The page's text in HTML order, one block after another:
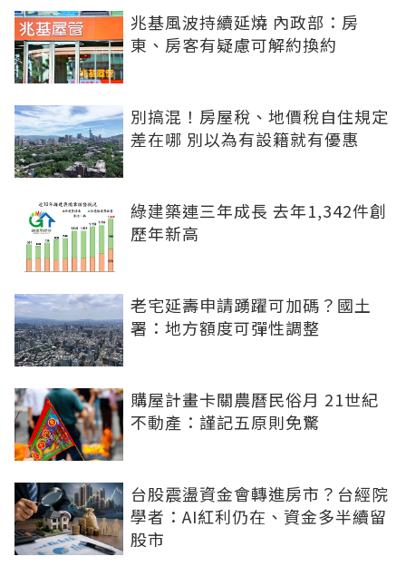
兆基風波持續延燒 內政部：房
東、房客有疑慮可解約換約
別搞混！房屋稅、地價稅自住規定
差在哪 別以為有設籍就有優惠
綠建築連三年成長 去年1,342件創
歷年新高
老宅延壽申請踴躍可加碼？國土
署：地方額度可彈性調整
購屋計畫卡關農曆民俗月 21世紀
不動產：謹記五原則免驚
台股震盪資金會轉進房市？台經院
學者：AI紅利仍在、資金多半續留
股市